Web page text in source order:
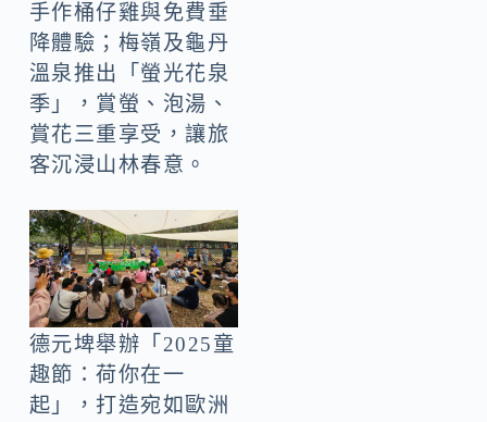
手作桶仔雞與免費垂
降體驗；梅嶺及龜丹
溫泉推出「螢光花泉
季」，賞螢、泡湯、
賞花三重享受，讓旅
客沉浸山林春意。
德元埤舉辦「2025童
趣節：荷你在一
起」，打造宛如歐洲